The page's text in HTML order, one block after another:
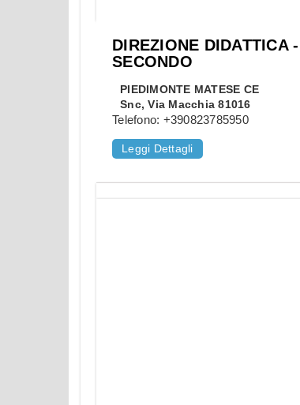
DIREZIONE DIDATTICA
SECONDO
PIEDIMONTE MATESE CE
Snc, Via Macchia 81016
Telefono: +390823785950
Leggi Dettagli